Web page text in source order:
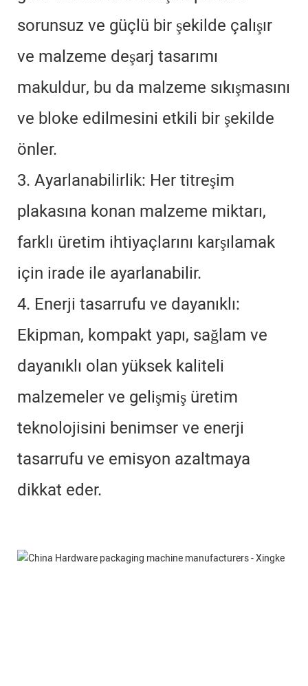
sorunsuz ve güçlü bir şekilde çalışır
ve malzeme deşarj tasarımı
makuldur, bu da malzeme sıkışmasını
ve bloke edilmesini etkili bir şekilde
önler.
3. Ayarlanabilirlik: Her titreşim
plakasına konan malzeme miktarı,
farklı üretim ihtiyaçlarını karşılamak
için irade ile ayarlanabilir.
4. Enerji tasarrufu ve dayanıklı:
Ekipman, kompakt yapı, sağlam ve
dayanıklı olan yüksek kaliteli
malzemeler ve gelişmiş üretim
teknolojisini benimser ve enerji
tasarrufu ve emisyon azaltmaya
dikkat eder.